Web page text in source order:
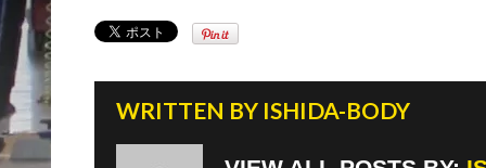
WRITTEN BY ISHIDA-BODY